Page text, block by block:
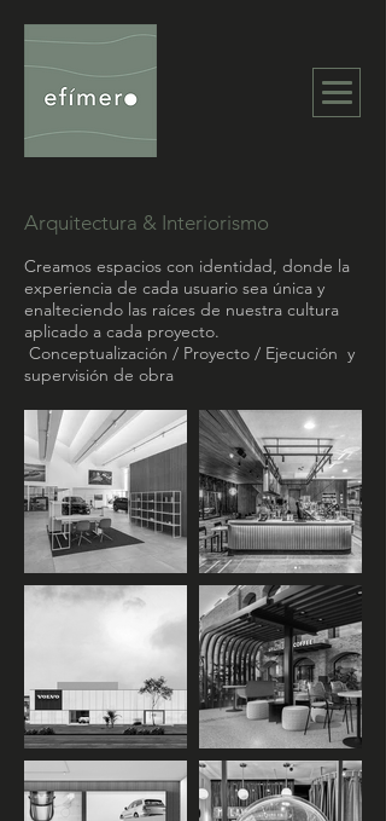
Arquitectura & Interiorismo
Creamos espacios con identidad, donde la
experiencia de cada usuario sea única y
enalteciendo las raíces de nuestra cultura
aplicado a cada proyecto.
Conceptualización / Proyecto / Ejecución y
supervisión de obra